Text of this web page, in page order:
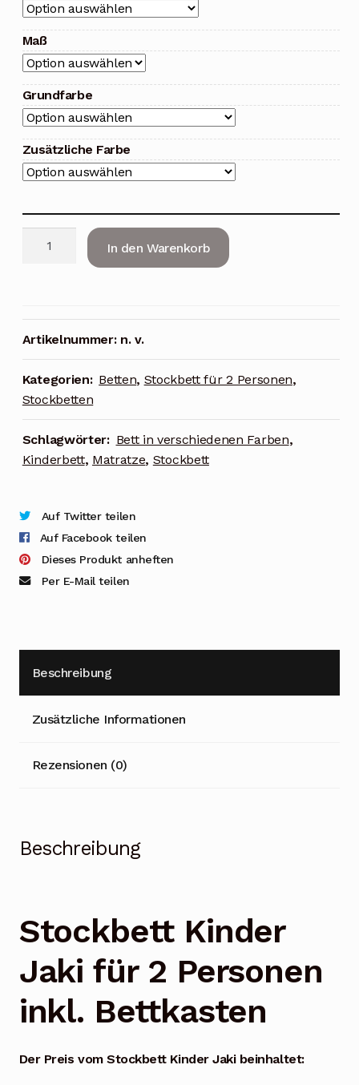
Maß
Grundfarbe
Zusätzliche Farbe
2
Personen
Menge
In den Warenkorb
Artikelnummer: n. v.
Kategorien: Betten, Stockbett für 2 Personen,
Stockbetten
Schlagwörter: Bett in verschiedenen Farben,
Kinderbett, Matratze, Stockbett
Auf Twitter teilen
Auf Facebook teilen
Dieses Produkt anheften
Per E-Mail teilen
Beschreibung
Zusätzliche Informationen
Rezensionen (0)
Beschreibung
Stockbett Kinder
Jaki für 2 Personen
inkl. Bettkasten
Der Preis vom Stockbett Kinder Jaki beinhaltet: